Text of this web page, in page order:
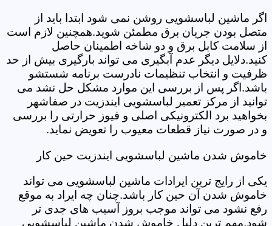
اگر ماشین لباسشویی روشن نمی شود ابتدا باید از
متصل بودن جریان برق مطمئن شوید.همچنین لازم است
از سلامت کابل برق و دو شاخه اطمینان حاصل
کنید.دلایل دیگر عدم آبگیری می تواند بارگیری بیش از حد
ظرفیت و انتخاب تنظیمات نادرست برنامه شستشو
باشد.اگر پس از بررسی این موارد مشکل حل نشد می
توانید از مرکز تعمیر لباسشویی ایندزیت در صفاشهر
بخواهید برد الکترونیکی اصلی و فیوز حرارتی را بررسی
و در صورت نیاز قطعات معیوب را تعویض نماید.
خاموش شدن ماشین لباسشویی ایندزیت حین کار
یکی از رایج ترین ایرادات ماشین لباسشویی می تواند
خاموش شدن آن حین کار باشد.چنان چه ایراد به موقع
رفع نشود می تواند موجب بروز آسیب های جدی تر
شود.مهم ترین دلیل خاموش شدن ماشین لباسشویی